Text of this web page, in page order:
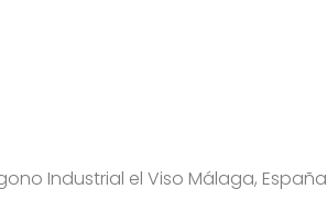
Industrial el Viso Málaga, España